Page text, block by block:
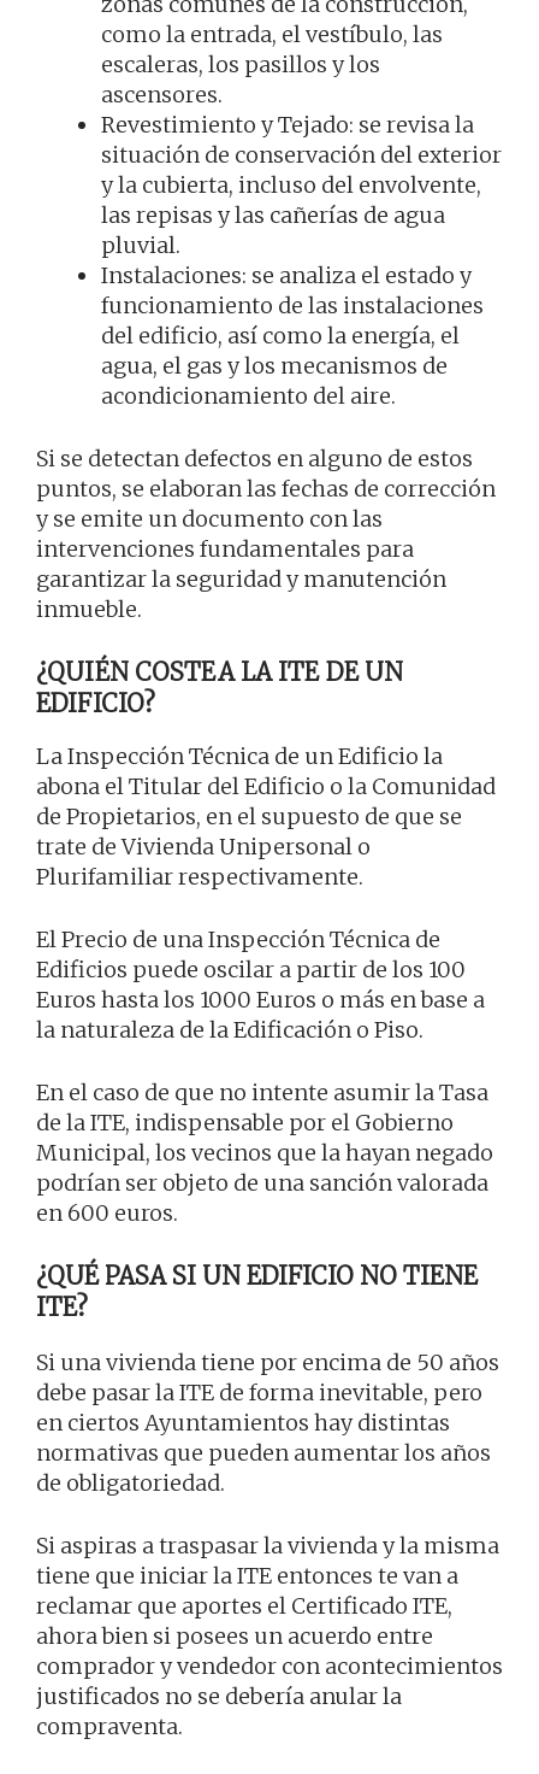
como la entrada, el vestíbulo, las
escaleras, los pasillos y los
ascensores.
Revestimiento y Tejado: se revisa la
situación de conservación del exterior
y la cubierta, incluso del envolvente,
las repisas y las cañerías de agua
pluvial.
Instalaciones: se analiza el estado y
funcionamiento de las instalaciones
del edificio, así como la energía, el
agua, el gas y los mecanismos de
acondicionamiento del aire.
Si se detectan defectos en alguno de estos
puntos, se elaboran las fechas de corrección
y se emite un documento con las
intervenciones fundamentales para
garantizar la seguridad y manutención
inmueble.
¿QUIÉN COSTEA LA ITE DE UN
EDIFICIO?
La Inspección Técnica de un Edificio la
abona el Titular del Edificio o la Comunidad
de Propietarios, en el supuesto de que se
trate de Vivienda Unipersonal o
Plurifamiliar respectivamente.
El Precio de una Inspección Técnica de
Edificios puede oscilar a partir de los 100
Euros hasta los 1000 Euros o más en base a
la naturaleza de la Edificación o Piso.
En el caso de que no intente asumir la Tasa
de la ITE, indispensable por el Gobierno
Municipal, los vecinos que la hayan negado
podrían ser objeto de una sanción valorada
en 600 euros.
¿QUÉ PASA SI UN EDIFICIO NO TIENE
ITE?
Si una vivienda tiene por encima de 50 años
debe pasar la ITE de forma inevitable, pero
en ciertos Ayuntamientos hay distintas
normativas que pueden aumentar los años
de obligatoriedad.
Si aspiras a traspasar la vivienda y la misma
tiene que iniciar la ITE entonces te van a
reclamar que aportes el Certificado ITE,
ahora bien si posees un acuerdo entre
comprador y vendedor con acontecimientos
justificados no se debería anular la
compraventa.